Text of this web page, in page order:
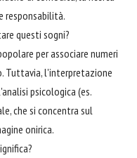
responsabilità.
questi sogni?
per associare numeri
Tuttavia, l'interpretazione
psicologica (es.
che si concentra sul
onirica.